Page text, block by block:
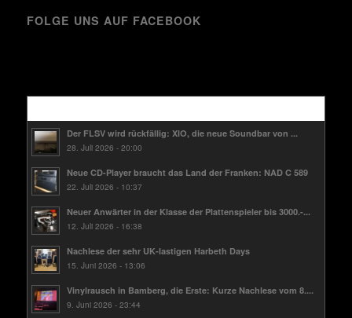
FOLGE UNS AUF FACEBOOK
Der FLSV wird rückfällig: XIO, die neue Soundbar von ...
28. Juli 2026 - 20:00
Neue CD-Player braucht das Land der Franken: NAD C 589
22. Juli 2026 - 10:37
Neuer Anwärter in der Klasse der Plattenspieler bis 3000.-...
12. Juli 2026 - 16:38
Nachlese der sehr UK-lastigen Harbeth Days
15. Juni 2026 - 13:06
Vinylrausch in Bamberg, die Erste: Kurze Nachlese vom 8....
9. Juni 2026 - 23:44